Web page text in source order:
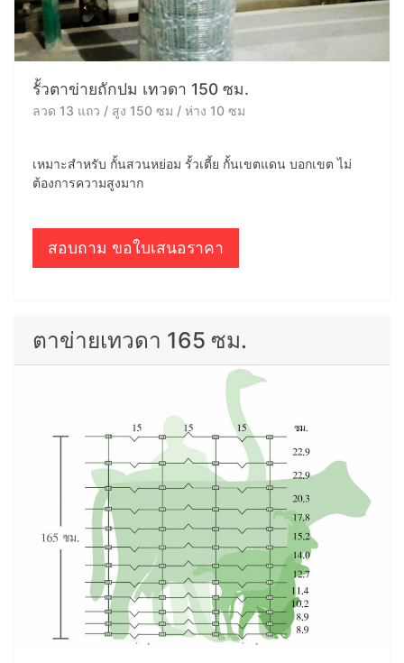
รั้วตาข่ายถักปม เทวดา 150 ซม.
ลวด 13 แถว / สูง 150 ซม / ห่าง 10 ซม
เหมาะสำหรับ กั้นสวนหย่อม รั้วเตี้ย กั้นเขตแดน บอกเขต ไม่
ต้องการความสูงมาก
สอบถาม ขอใบเสนอราคา
ตาข่ายเทวดา 165 ซม.